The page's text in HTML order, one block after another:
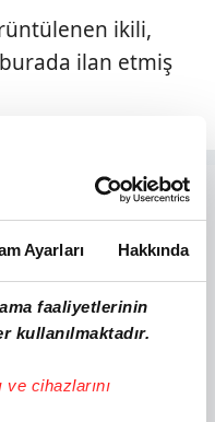
Ayarları Hakkında
faaliyetlerinin
kullanılmaktadır.
ve cihazlarını
ikili,
ilan etmiş